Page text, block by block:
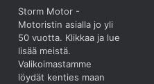
Storm Motor -
Motoristin asialla jo yli
50 vuotta. Klikkaa ja lue
lisää meistä.
Valikoimastamme
löydät kenties maan